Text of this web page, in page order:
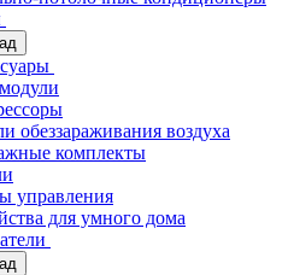
обеззараживания воздуха
комплекты
управления
для умного дома